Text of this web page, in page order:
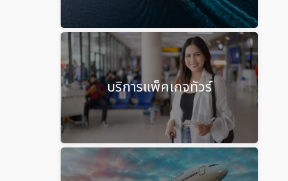
บริการแพ็คเกจทัวร์